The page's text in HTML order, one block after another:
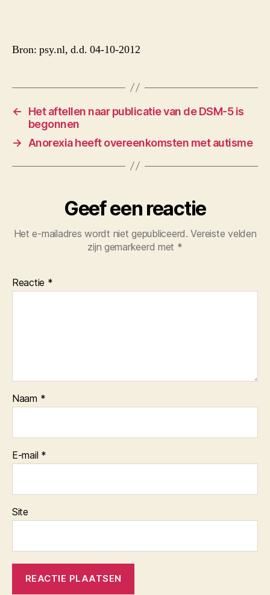
Bron: psy.nl, d.d. 04-10-2012
←
Het aftellen naar publicatie van de DSM-5 is
begonnen
→
Anorexia heeft overeenkomsten met autisme
Geef een reactie
Het e-mailadres wordt niet gepubliceerd. Vereiste velden
zijn gemarkeerd met *
Reactie *
Naam *
E-mail *
Site